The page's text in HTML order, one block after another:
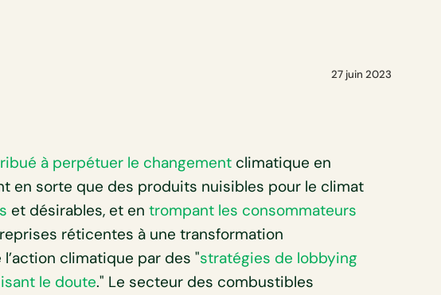
27 juin 2023
à perpétuer le changementclimatique en
en sorte que des produits nuisibles pour le climat
et désirables, et en trompant les consommateurs
réticentes à une transformation
climatique par des "stratégies de lobbying
le doute." Le secteur des combustibles